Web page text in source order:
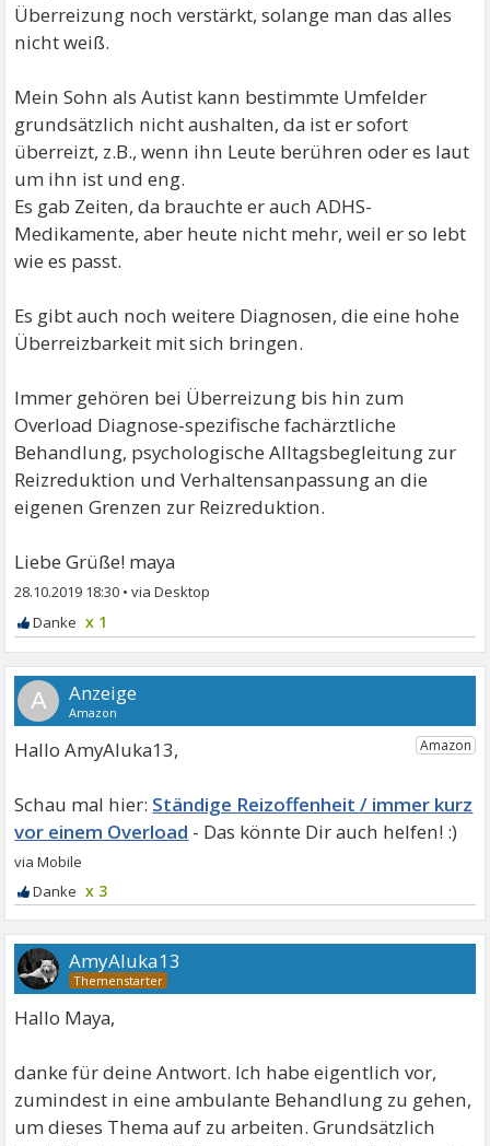
Überreizung noch verstärkt, solange man das alles
nicht weiß.
Mein Sohn als Autist kann bestimmte Umfelder
grundsätzlich nicht aushalten, da ist er sofort
überreizt, z.B., wenn ihn Leute berühren oder es laut
um ihn ist und eng.
Es gab Zeiten, da brauchte er auch ADHS-
Medikamente, aber heute nicht mehr, weil er so lebt
wie es passt.
Es gibt auch noch weitere Diagnosen, die eine hohe
Überreizbarkeit mit sich bringen.
Immer gehören bei Überreizung bis hin zum
Overload Diagnose-spezifische fachärztliche
Behandlung, psychologische Alltagsbegleitung zur
Reizreduktion und Verhaltensanpassung an die
eigenen Grenzen zur Reizreduktion.
Liebe Grüße! maya
28.10.2019 18:30 •
x 1
A
Hallo AmyAluka13,
Ständige Reizoffenheit / immer kurz
vor einem Overload
x 3
AmyAluka13
Hallo Maya,
danke für deine Antwort. Ich habe eigentlich vor,
zumindest in eine ambulante Behandlung zu gehen,
um dieses Thema auf zu arbeiten. Grundsätzlich